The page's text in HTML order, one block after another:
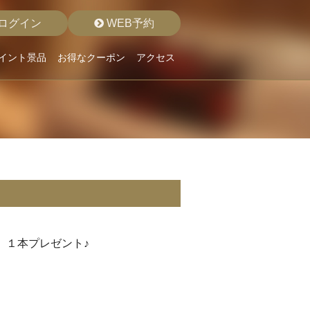
WEB予約
グイン
ント景品 お得なクーポン アクセス
本プレゼント♪